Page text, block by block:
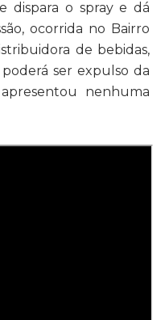
dispara o spray e dá
ocorrida no Bairro
de bebidas,
ser expulso da
nenhuma